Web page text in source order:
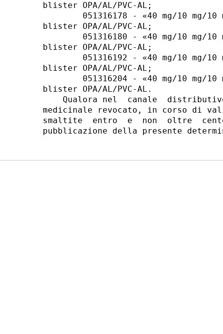
blister OPA/AL/PVC-AL;
051316178 - «40 mg/10 mg/10
blister OPA/AL/PVC-AL;
051316180 - «40 mg/10 mg/10
blister OPA/AL/PVC-AL;
051316192 - «40 mg/10 mg/10
blister OPA/AL/PVC-AL;
051316204 - «40 mg/10 mg/10
blister OPA/AL/PVC-AL.
Qualora nel  canale
medicinale revocato, in corso di
smaltite  entro  e  non  oltre